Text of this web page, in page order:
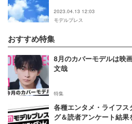
2023.04.13 12:03
モデルプレス
おすすめ特集
8月のカバーモデルは映
文哉
特集
各種エンタメ・ライフ
グ＆読者アンケート結果